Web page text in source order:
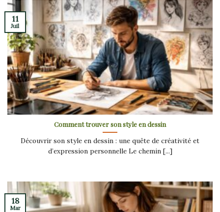
Comment trouver son style en dessin
Découvrir son style en dessin : une quête de créativité et
d’expression personnelle Le chemin [...]
11
Juil
18
Mar